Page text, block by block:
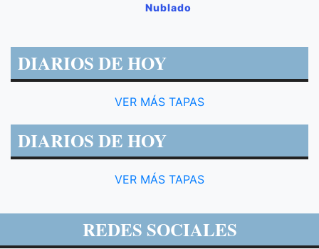
Nublado
DIARIOS DE HOY
VER MÁS TAPAS
DIARIOS DE HOY
VER MÁS TAPAS
REDES SOCIALES